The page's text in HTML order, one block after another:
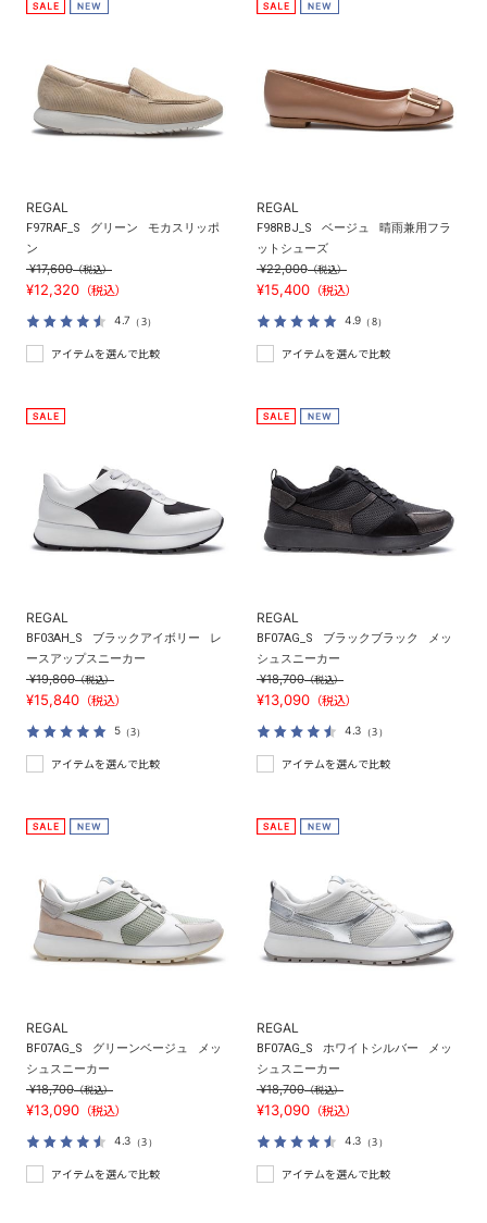
REGAL
F97RAF_S グリーン
モカスリッポ
ン
¥17,600（税込）
¥12,320 （税込）
4.7 （3）
アイテムを選んで比較
REGAL
F98RBJ_S ベージュ
晴雨兼用フラ
ットシューズ
¥22,000（税込）
¥15,400 （税込）
4.9 （8）
アイテムを選んで比較
REGAL
BF03AH_S ブラックアイボリー
レ
ースアップスニーカー
¥19,800（税込）
¥15,840 （税込）
5（3）
アイテムを選んで比較
REGAL
BF07AG_S ブラックブラック
メッ
シュスニーカー
¥18,700（税込）
¥13,090 （税込）
4.3 （3）
アイテムを選んで比較
REGAL
BF07AG_S グリーンベージュ
メッ
シュスニーカー
¥18,700（税込）
¥13,090 （税込）
4.3 （3）
アイテムを選んで比較
REGAL
BF07AG_S ホワイトシルバー
メッ
シュスニーカー
¥18,700（税込）
¥13,090 （税込）
4.3 （3）
アイテムを選んで比較